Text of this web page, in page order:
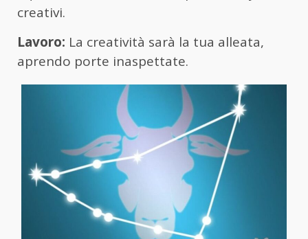
creativi.
Lavoro: La creatività sarà la tua alleata,
aprendo porte inaspettate.